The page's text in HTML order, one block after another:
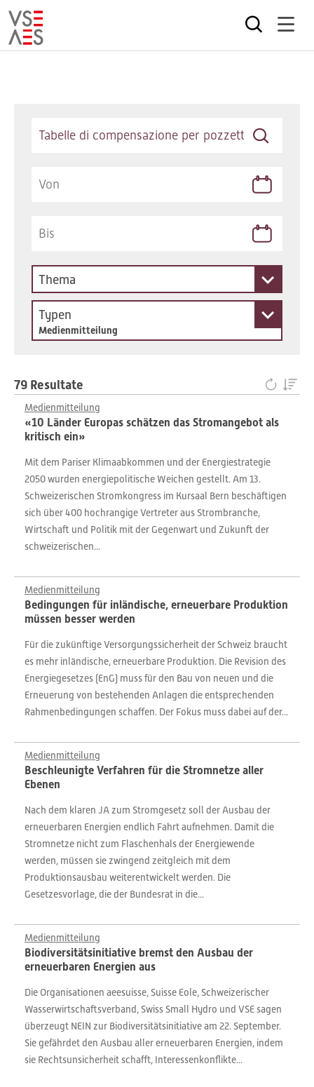
Thema
Typen
Medienmitteilung
79 Resultate
Medienmitteilung
«10 Länder Europas schätzen das Stromangebot als
kritisch ein»
Mit dem Pariser Klimaabkommen und der Energiestrategie
2050 wurden energiepolitische Weichen gestellt. Am 13.
Schweizerischen Stromkongress im Kursaal Bern beschäftigen
sich über 400 hochrangige Vertreter aus Strombranche,
Wirtschaft und Politik mit der Gegenwart und Zukunft der
schweizerischen...
Medienmitteilung
Bedingungen für inländische, erneuerbare Produktion
müssen besser werden
Für die zukünftige Versorgungssicherheit der Schweiz braucht
es mehr inländische, erneuerbare Produktion. Die Revision des
Energiegesetzes (EnG) muss für den Bau von neuen und die
Erneuerung von bestehenden Anlagen die entsprechenden
Rahmenbedingungen schaffen. Der Fokus muss dabei auf der...
Medienmitteilung
Beschleunigte Verfahren für die Stromnetze aller
Ebenen
Nach dem klaren JA zum Stromgesetz soll der Ausbau der
erneuerbaren Energien endlich Fahrt aufnehmen. Damit die
Stromnetze nicht zum Flaschenhals der Energiewende
werden, müssen sie zwingend zeitgleich mit dem
Produktionsausbau weiterentwickelt werden. Die
Gesetzesvorlage, die der Bundesrat in die...
Medienmitteilung
Biodiversitätsinitiative bremst den Ausbau der
erneuerbaren Energien aus
Die Organisationen aeesuisse, Suisse Eole, Schweizerischer
Wasserwirtschaftsverband, Swiss Small Hydro und VSE sagen
überzeugt NEIN zur Biodiversitätsinitiative am 22. September.
Sie gefährdet den Ausbau aller erneuerbaren Energien, indem
sie Rechtsunsicherheit schafft, Interessenkonflikte...